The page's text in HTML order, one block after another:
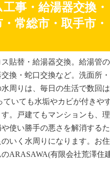
事・給湯器交換・
常総市・取手市・
貼替・給湯器交換。給湯管
換・蛇口交換など。洗面所
周りは、毎日の生活で数回
いても水垢やカビが付きや
。戸建てもマンションも、
使い勝手の悪さを解消する
いく水周りになります。お
ARASAWA(有限会社荒澤住